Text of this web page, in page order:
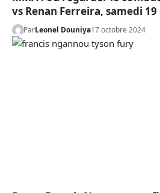
vs Renan Ferreira, samedi
ParLeonel Douniya17 octobre 2024